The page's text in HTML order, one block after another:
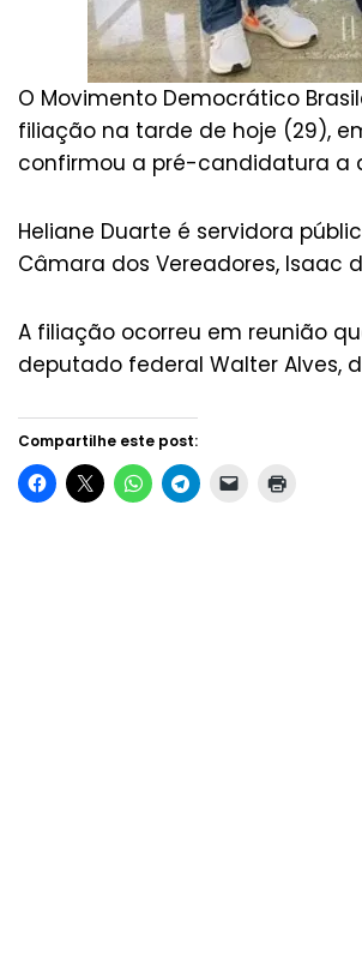
O Movimento Democrático
filiação na tarde de hoje (29),
confirmou a pré-candidatura a
Heliane Duarte é servidora
Câmara dos Vereadores, Isaac
A filiação ocorreu em reunião
deputado federal Walter Alves,
Compartilhe este post: